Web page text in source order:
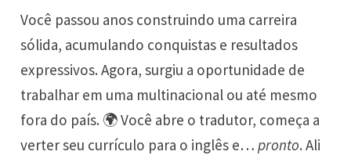
Você passou anos construindo uma carreira
sólida, acumulando conquistas e resultados
expressivos. Agora, surgiu a oportunidade de
trabalhar em uma multinacional ou até mesmo
fora do país. 🌍 Você abre o tradutor, começa a
verter seu currículo para o inglês e…pronto. Ali